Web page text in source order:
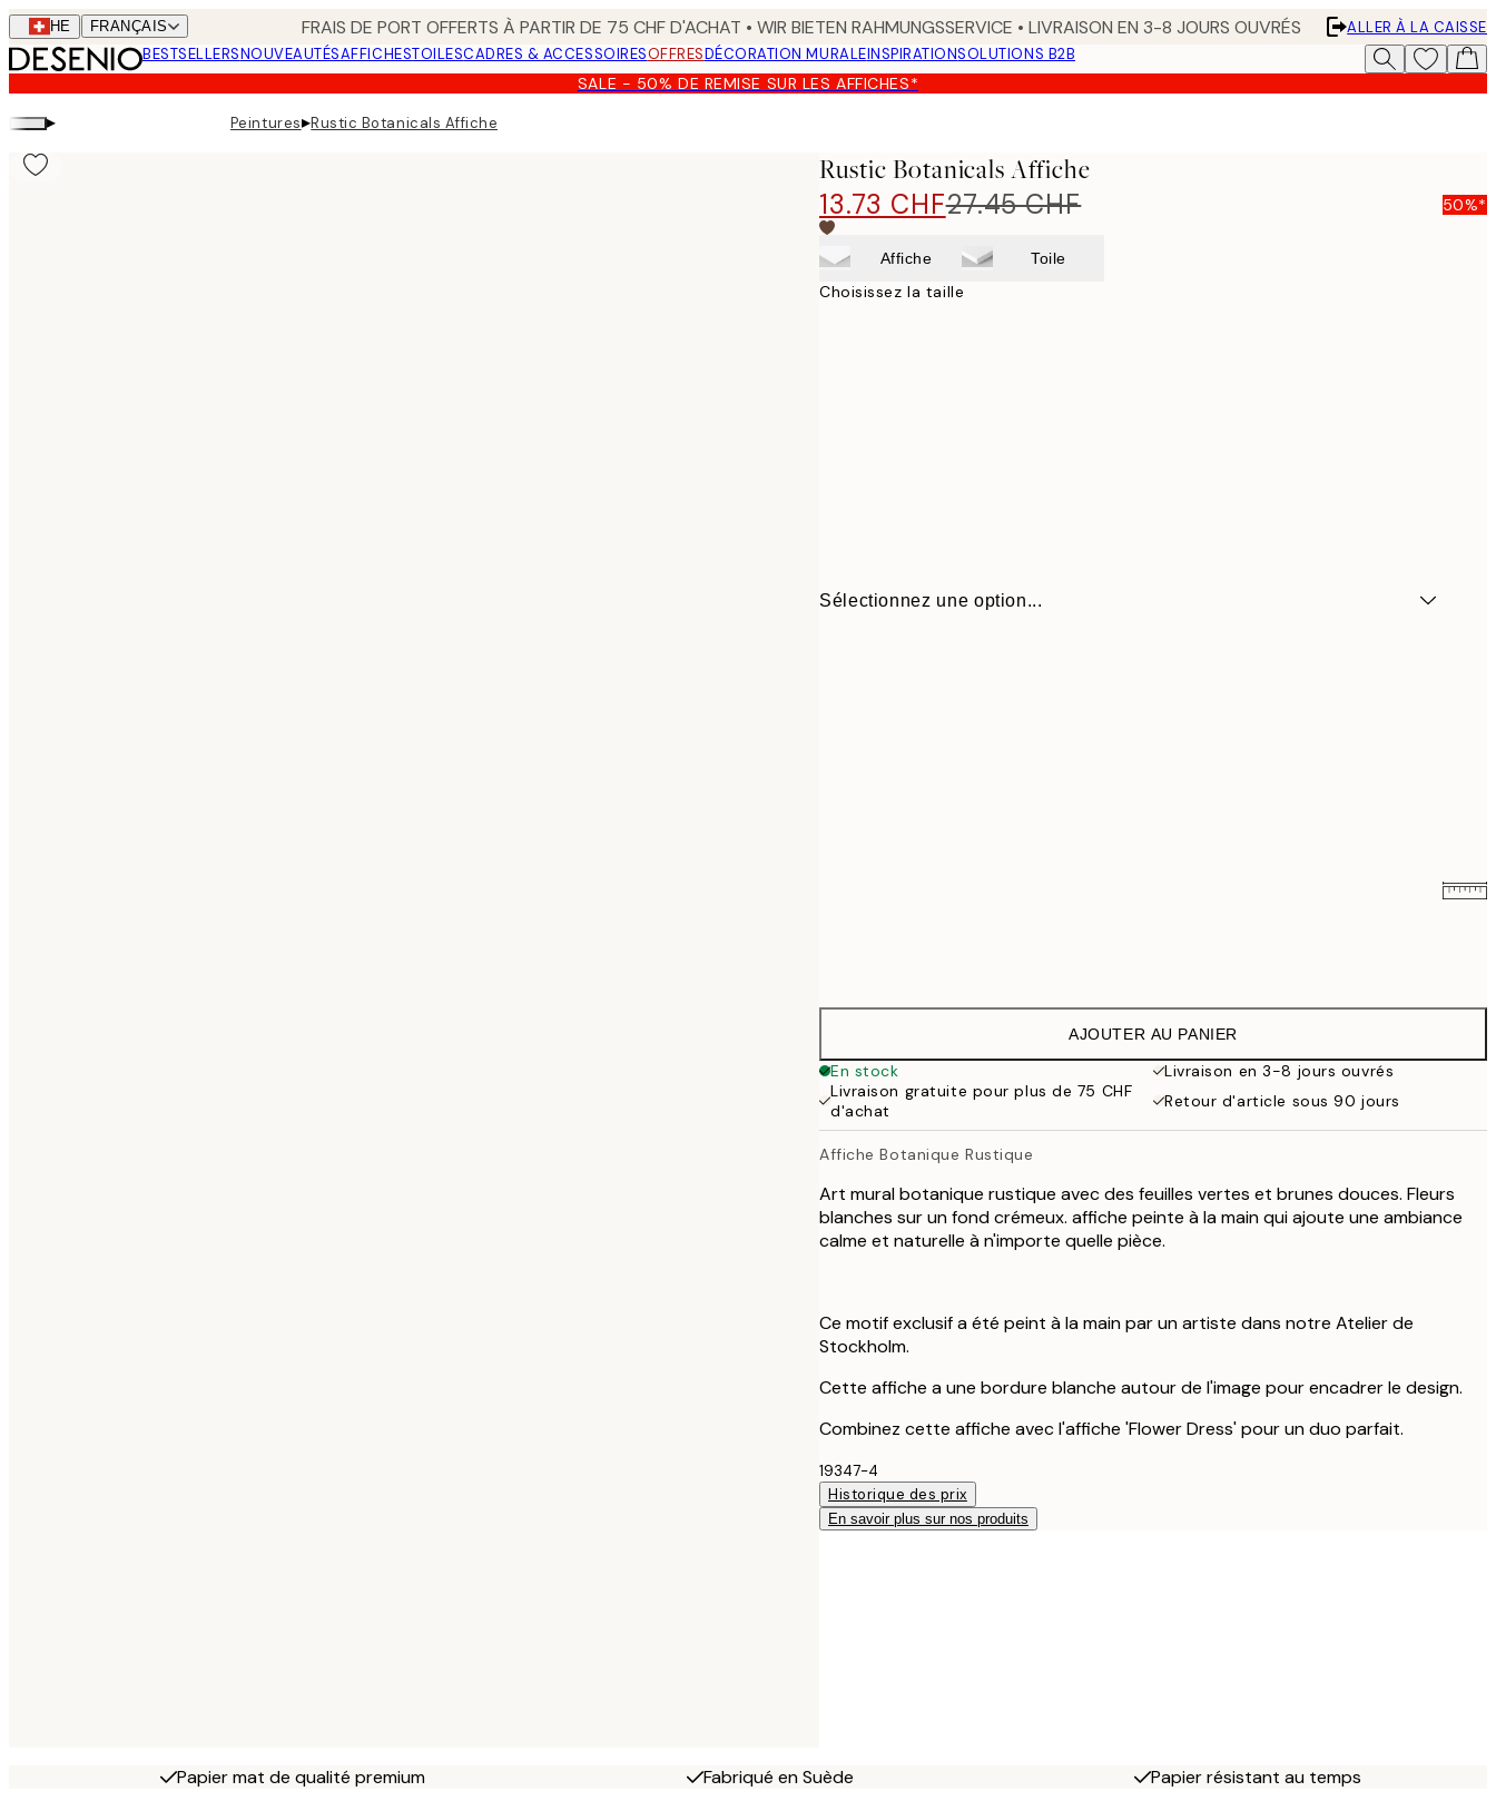
Skip
to
main
content.
CHE FRANÇAIS FRAIS DE PORT OFFERTS À PARTIR DE 75 CHF D'ACHAT • WIR BIETEN RAHMUNGSSERVICE • LIVRAISON EN 3-8 JOURS OUVRÉS
ALLER À LA CAISSE
BESTSELLERSNOUVEAUTÉSAFFICHESTOILESCADRES & ACCESSOIRESOFFRESDÉCORATION MURALEINSPIRATIONSOLUTIONS B2B
SALE - 50% DE REMISE SUR LES AFFICHES*
▸ Peintures▸Rustic Botanicals Affiche
Rustic Botanicals Affiche
13.73 CHF27.45 CHF 50%*
Affiche Toile
Choisissez la taille
Sélectionnez une option...
35.95 CHF
43.45 CHF
50x70 cm 29.98 CHF
70x100 cm
100x150 cm 70.50 CHF
141 CHF
AJOUTER AU PANIER
En stock
Livraison en 3-8 jours ouvrés
Livraison gratuite pour plus de 75 CHF
d'achat
Retour d'article sous 90 jours
Affiche Botanique Rustique
Art mural botanique rustique avec des feuilles vertes et brunes douces. Fleurs
blanches sur un fond crémeux. affiche peinte à la main qui ajoute une ambiance
calme et naturelle à n'importe quelle pièce.
Ce motif exclusif a été peint à la main par un artiste dans notre Atelier de
Stockholm.
Cette affiche a une bordure blanche autour de l'image pour encadrer le design.
Combinez cette affiche avec l'affiche 'Flower Dress' pour un duo parfait.
19347-4
Historique des prix
En savoir plus sur nos produits
Papier mat de qualité premium Fabriqué en Suède Papier résistant au temps